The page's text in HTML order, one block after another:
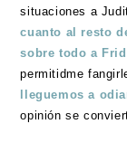
situaciones a
cuanto al resto
sobre todo a
permitidme
lleguemos a
opinión se